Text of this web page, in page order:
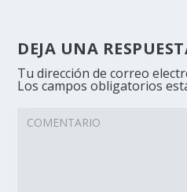
DEJA UNA
Tu dirección de correo
Los campos obligatorios